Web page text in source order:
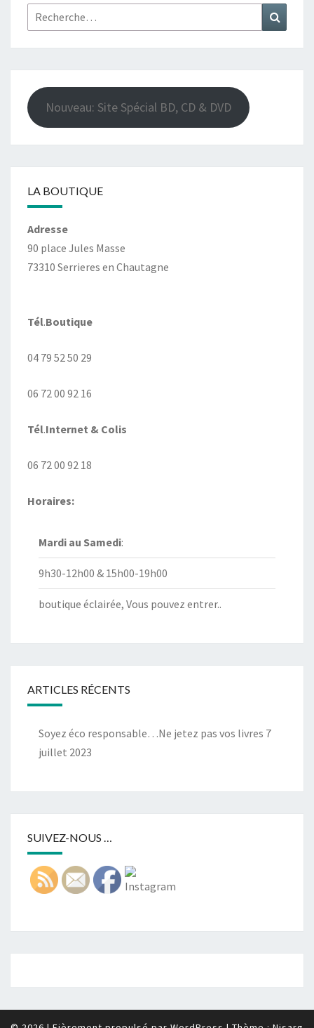
Rechercher :
Nouveau: Site Spécial BD, CD & DVD
LA BOUTIQUE
Adresse
90 place Jules Masse
73310 Serrieres en Chautagne
Tél.Boutique
04 79 52 50 29
06 72 00 92 16
Tél.Internet & Colis
06 72 00 92 18
Horaires:
Mardi au Samedi:
9h30-12h00 & 15h00-19h00
boutique éclairée, Vous pouvez entrer..
ARTICLES RÉCENTS
Soyez éco responsable…Ne jetez pas vos livres 7
juillet 2023
SUIVEZ-NOUS …